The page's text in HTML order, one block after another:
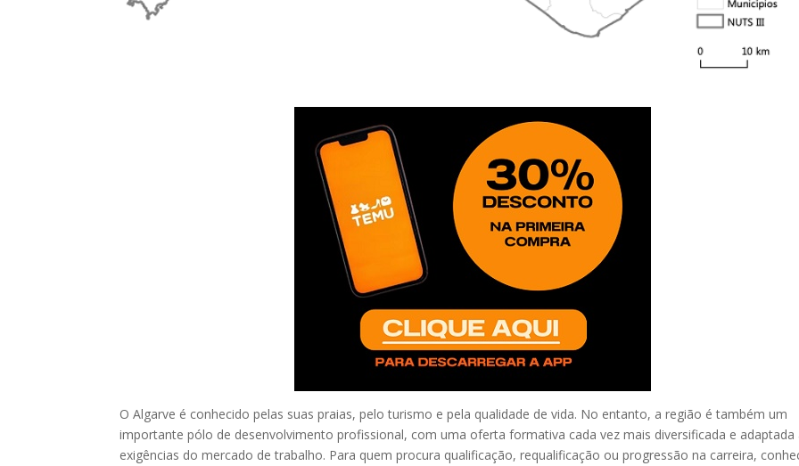
O Algarve é conhecido pelas suas praias, pelo turismo e pela qualidade de vida. No entanto, a região é também um
importante pólo de desenvolvimento profissional, com uma oferta formativa cada vez mais diversificada e adaptada
exigências do mercado de trabalho. Para quem procura qualificação, requalificação ou progressão na carreira,